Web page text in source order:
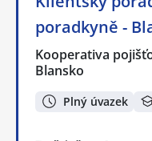
poradkyně -
Kooperativa
Blansko
Plný úvazek